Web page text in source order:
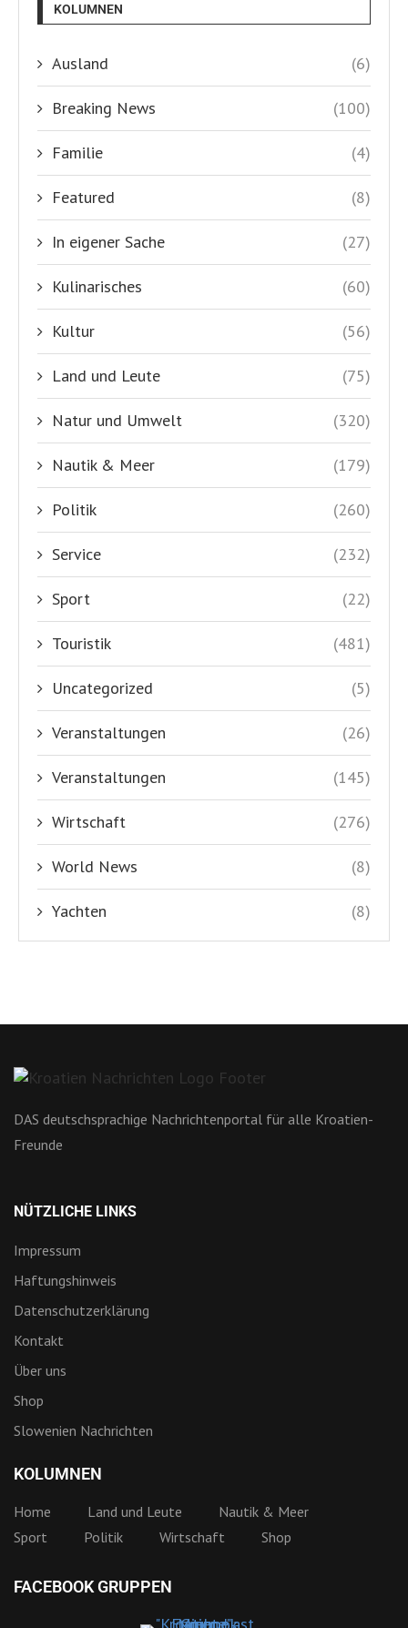
KOLUMNEN
Ausland (6)
Breaking News (100)
Familie (4)
Featured (8)
In eigener Sache (27)
Kulinarisches (60)
Kultur (56)
Land und Leute (75)
Natur und Umwelt (320)
Nautik & Meer (179)
Politik (260)
Service (232)
Sport (22)
Touristik (481)
Uncategorized (5)
Veranstaltungen (26)
Veranstaltungen (145)
Wirtschaft (276)
World News (8)
Yachten (8)
DAS deutschsprachige Nachrichtenportal für alle Kroatien-
Freunde
NÜTZLICHE LINKS
Impressum
Haftungshinweis
Datenschutzerklärung
Kontakt
Über uns
Shop
Slowenien Nachrichten
KOLUMNEN
Home Land und Leute
Nautik & Meer
Sport
Politik Wirtschaft Shop
FACEBOOK GRUPPEN